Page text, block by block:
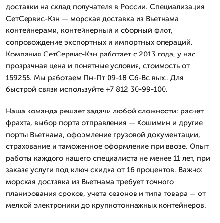
доставки на склад получателя в России. Специализация
СетСервис-Кзн — морская доставка из Вьетнама
контейнерами, контейнерный и сборный флот,
сопровождение экспортных и импортных операций.
Компания СетСервис-Кзн работает с 2013 года, у нас
прозрачная цена и понятные условия, стоимость от
159255. Мы работаем Пн-Пт 09-18 Сб-Вс вых.. Для
быстрой связи используйте +7 812 30-99-100.
Наша команда решает задачи любой сложности: расчет
фрахта, выбор порта отправления — Хошимин и другие
порты Вьетнама, оформление грузовой документации,
страхование и таможенное оформление при ввозе. Опыт
работы каждого нашего специалиста не менее 11 лет, при
заказе услуги под ключ скидка от 16 процентов. Важно:
морская доставка из Вьетнама требует точного
планирования сроков, учета сезонов и типа товара — от
мелкой электроники до крупнотоннажных контейнеров.